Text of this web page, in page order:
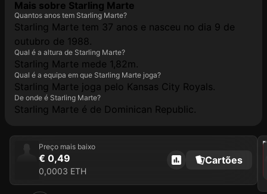
Mais sobre Starling Marte
Quantos anos tem Starling Marte?
Starling Marte tem 37 anos e nasceu no dia 9 de
outubro de 1988.
Qual é a altura de Starling Marte?
Starling Marte mede 1,82m.
Qual é a equipa em que Starling Marte joga?
Starling Marte joga pelo Kansas City Royals.
De onde é Starling Marte?
Starling Marte é de Dominican Republic.
Preço mais baixo
€ 0,49
0,0003 ETH
Cartões
2026